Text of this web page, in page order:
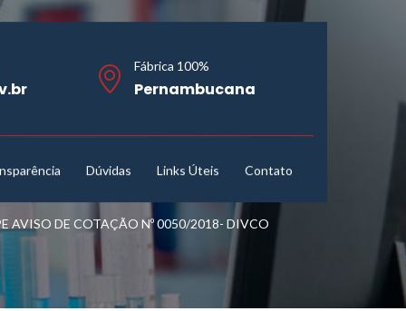
Fábrica 100%
Pernambucana
Dúvidas Links Úteis Contato
AVISO DE COTAÇÃO Nº 0050/2018- DIVCO